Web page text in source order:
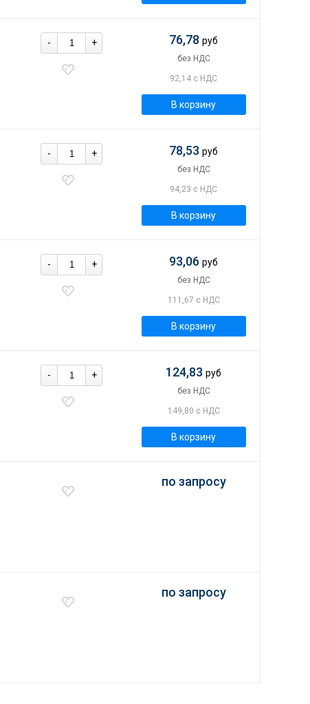
- + 76,78руб
без НДС
92,14 с НДС
В корзину
- + 78,53руб
без НДС
94,23 с НДС
В корзину
- + 93,06руб
без НДС
111,67 с НДС
В корзину
- + 124,83руб
без НДС
149,80 с НДС
В корзину
по запросу
по запросу